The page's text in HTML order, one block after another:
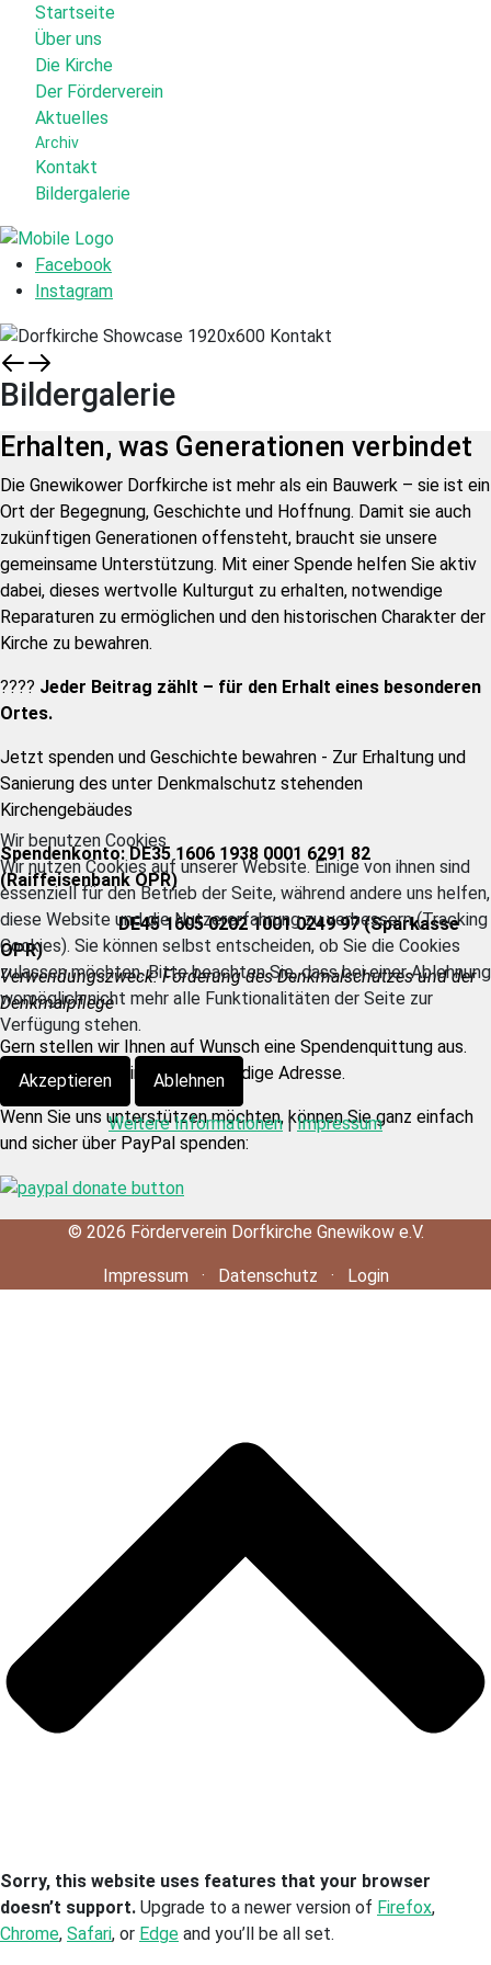
Startseite
Über uns
Die Kirche
Der Förderverein
Aktuelles
Archiv
Kontakt
Bildergalerie
Facebook
Instagram
Bildergalerie
Erhalten, was Generationen verbindet
Die Gnewikower Dorfkirche ist mehr als ein Bauwerk – sie ist ein
Ort der Begegnung, Geschichte und Hoffnung. Damit sie auch
zukünftigen Generationen offensteht, braucht sie unsere
gemeinsame Unterstützung. Mit einer Spende helfen Sie aktiv
dabei, dieses wertvolle Kulturgut zu erhalten, notwendige
Reparaturen zu ermöglichen und den historischen Charakter der
Kirche zu bewahren.
???? Jeder Beitrag zählt – für den Erhalt eines besonderen
Ortes.
Jetzt spenden und Geschichte bewahren - Zur Erhaltung und
Sanierung des unter Denkmalschutz stehenden
Kirchengebäudes
Spendenkonto: DE35 1606 1938 0001 6291 82
(Raiffeisenbank OPR)
DE45 1605 0202 1001 0249 97 (Sparkasse
OPR)
Verwendungszweck: Förderung des Denkmalschutzes und der
Denkmalpflege
Gern stellen wir Ihnen auf Wunsch eine Spendenquittung aus.
Dazu brauchen wir eine vollständige Adresse.
Wenn Sie uns unterstützen möchten, können Sie ganz einfach
und sicher über PayPal spenden:
© 2026 Förderverein Dorfkirche Gnewikow e.V.
Impressum · Datenschutz · Login
Sorry, this website uses features that your browser
doesn’t support. Upgrade to a newer version of Firefox,
Chrome, Safari, or Edge and you’ll be all set.
Wir benutzen Cookies
Wir nutzen Cookies auf unserer Website. Einige von ihnen sind
essenziell für den Betrieb der Seite, während andere uns helfen,
diese Website und die Nutzererfahrung zu verbessern (Tracking
Cookies). Sie können selbst entscheiden, ob Sie die Cookies
zulassen möchten. Bitte beachten Sie, dass bei einer Ablehnung
womöglich nicht mehr alle Funktionalitäten der Seite zur
Verfügung stehen.
Akzeptieren Ablehnen
Weitere Informationen|Impressum